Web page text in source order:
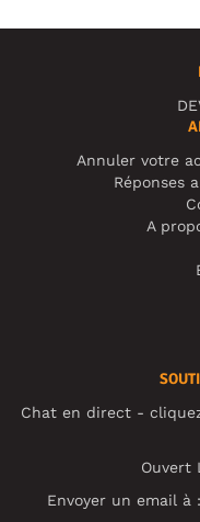
Annuler votre
Réponses
A
Chat en direct -
Ouvert
Envoyer un email à :